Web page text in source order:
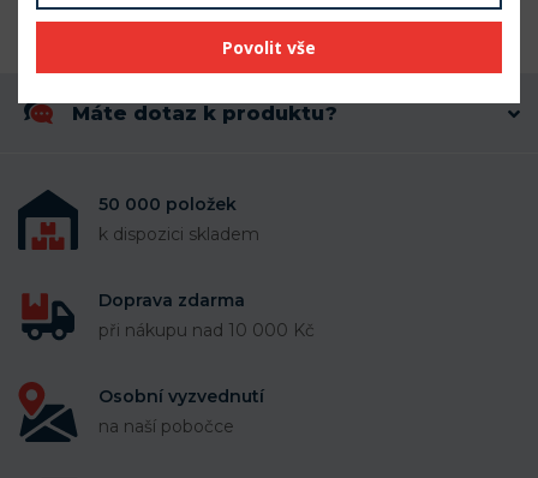
Máte dotaz k produktu?
50 000 položek
k dispozici skladem
Doprava zdarma
při nákupu nad 10 000 Kč
Osobní vyzvednutí
na naší pobočce
Povolit vše